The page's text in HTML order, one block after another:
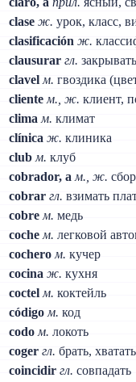
clase ж. урок, класс,
clasificación ж.
clausurar гл.
clavel м. гвоздика
cliente м., ж. клиент,
clima м. климат
clínica ж. клиника
club м. клуб
cobrador, a м., ж.
cobrar гл. взимать
cobre м. медь
coche м. легковой
cochero м. кучер
cocina ж. кухня
coctel м. коктейль
código м. код
codo м. локоть
coger гл. брать, хватать
coincidir гл. совпадать